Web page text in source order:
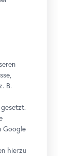
B.
Google
hierzu